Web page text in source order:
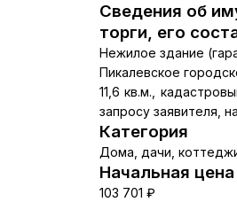
Сведения об
торги, его
Нежилое здание
Пикалевское
11,6 кв.м.,
запросу заявителя,
Категория
Дома, дачи,
Начальная
103 701 ₽